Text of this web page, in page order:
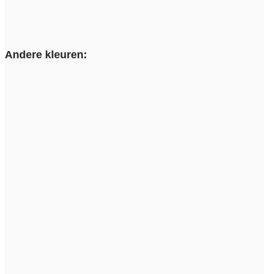
Andere kleuren: